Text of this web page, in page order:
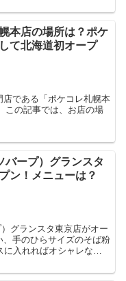
本店の場所は？ポケ
て北海道初オープ
である「ポケコレ札幌本
この記事では、お店の場
バープ）グランスタ
ン！メニューは？
グランスタ東京店がオー
手のひらサイズのそば粉
に入れればオシャレな手